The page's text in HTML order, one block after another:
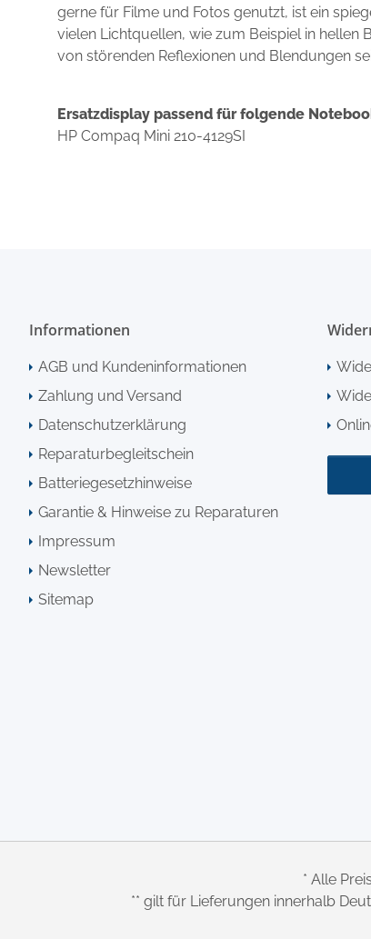
gerne für Filme und Fotos genutzt, ist ein
vielen Lichtquellen, wie zum Beispiel in
von störenden Reflexionen und Blendungen
Ersatzdisplay passend für folgende
HP Compaq Mini 210-4129SI
Informationen
AGB und Kundeninformationen
Zahlung und Versand
Datenschutzerklärung
Reparaturbegleitschein
Batteriegesetzhinweise
Garantie & Hinweise zu Reparaturen
Impressum
Newsletter
Sitemap
* Alle
** gilt für Lieferungen innerhalb